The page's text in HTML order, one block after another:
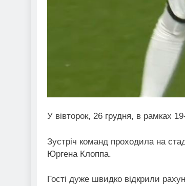
У вівторок, 26 грудня, в рамках
Зустріч команд проходила на
Юргена Клоппа.
Гості дуже швидко відкрили